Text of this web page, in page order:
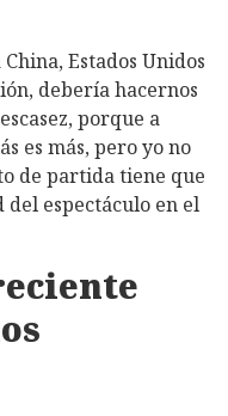
Estados Unidos
debería hacernos
porque a
es más, pero yo no
de partida tiene que
del espectáculo en el